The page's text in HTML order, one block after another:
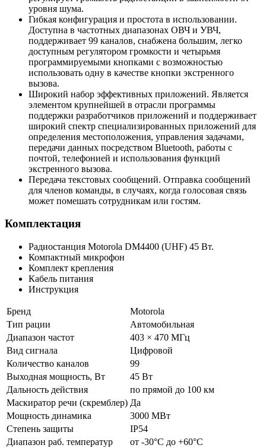
уровня шума.
Гибкая конфигурация и простота в использовании.
Доступна в частотных диапазонах ОВЧ и УВЧ,
поддерживает 99 каналов, снабжена большим, легко
доступным регулятором громкости и четырьмя
программируемыми кнопками с возможностью
использовать одну в качестве кнопки экстренного
вызова.
Широкий набор эффективных приложений. Является
элементом крупнейшей в отрасли программы
поддержки разработчиков приложений и поддерживает
широкий спектр специализированных приложений для
определения местоположения, управления задачами,
передачи данных посредством Bluetooth, работы с
почтой, телефонией и использования функций
экстренного вызова.
Передача текстовых сообщений. Отправка сообщений
для членов команды, в случаях, когда голосовая связь
может помешать сотрудникам или гостям.
Комплектация
Радиостанция Motorola DM4400 (UHF) 45 Вт.
Компактный микрофон
Комплект крепления
Кабель питания
Инструкция
Бренд
Motorola
Тип рации
Автомобильная
Диапазон частот
403 × 470 МГц
Вид сигнала
Цифровой
Количество каналов
99
Выходная мощность, Вт
45 Вт
Дальность действия
по прямой до 100 км
Маскиратор речи (скремблер) Да
Мощность динамика
3000 МВт
Степень защиты
IP54
Диапазон раб. температур
от -30°С до +60°С